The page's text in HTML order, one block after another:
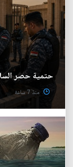
حتمية حصر
منذ 7 ساعة